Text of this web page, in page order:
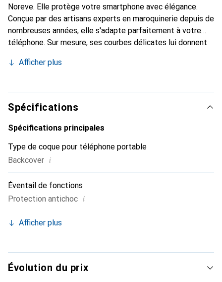
Noreve. Elle protège votre smartphone avec élégance.
Conçue par des artisans experts en maroquinerie depuis de
nombreuses années, elle s'adapte parfaitement à votre
téléphone. Sur mesure, ses courbes délicates lui donnent
et indispensable pour votre smartphone. Reconnaître
marque Noreve est un choix sûr pour une clientèle
exigeante.
Afficher plus
Spécifications
Spécifications principales
Type de coque pour téléphone portable
Backcover i
Éventail de fonctions
Protection antichoc i
Afficher plus
Évolution du prix